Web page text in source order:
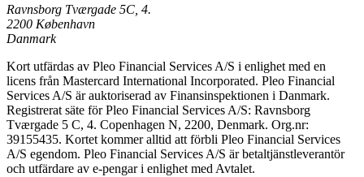
Ravnsborg Tværgade 5C, 4.
2200 København
Danmark
Kort utfärdas av Pleo Financial Services A/S i enlighet med en
licens från Mastercard International Incorporated. Pleo Financial
Services A/S är auktoriserad av Finansinspektionen i Danmark.
Registrerat säte för Pleo Financial Services A/S: Ravnsborg
Tværgade 5 C, 4. Copenhagen N, 2200, Denmark. Org.nr:
39155435. Kortet kommer alltid att förbli Pleo Financial Services
A/S egendom. Pleo Financial Services A/S är betaltjänstleverantör
och utfärdare av e-pengar i enlighet med Avtalet.